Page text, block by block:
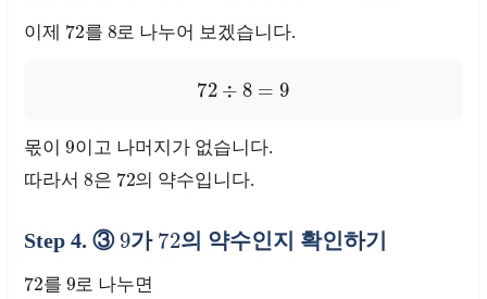
이제 72를 8로 나누어 보겠습니다.
72 =
몫이 9이고 나머지가 없습니다.
따라서 8은 72의 약수입니다.
Step 4. ③ 9가 72의 약수인지 확인하기
72를 9로 나누면